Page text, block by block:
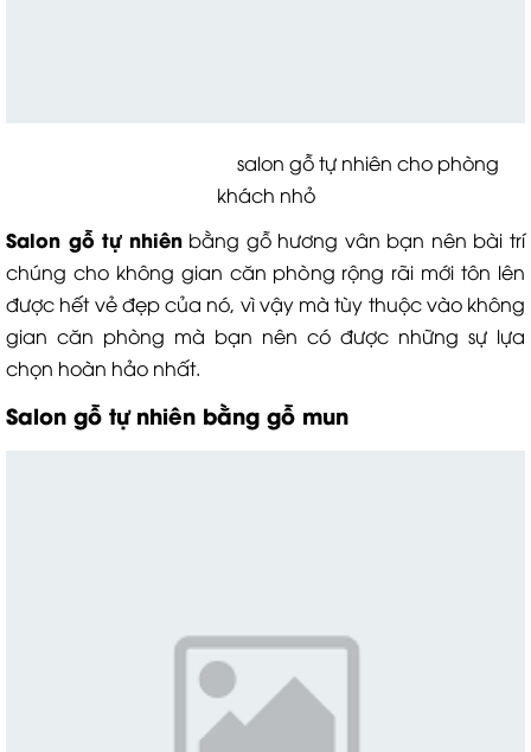
salon gỗ tự nhiên cho phòng
khách nhỏ
Salon gỗ tự nhiênbằng gỗ hương vân bạn nên bài trí
chúng cho không gian căn phòng rộng rãi mới tôn lên
được hết vẻ đẹp của nó, vì vậy mà tùy thuộc vào không
gian căn phòng mà bạn nên có được những sự lựa
chọn hoàn hảo nhất.
Salon gỗ tự nhiên bằng gỗ mun